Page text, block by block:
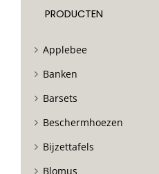
PRODUCTEN
Applebee
Banken
Barsets
Beschermhoezen
Bijzettafels
Blomus